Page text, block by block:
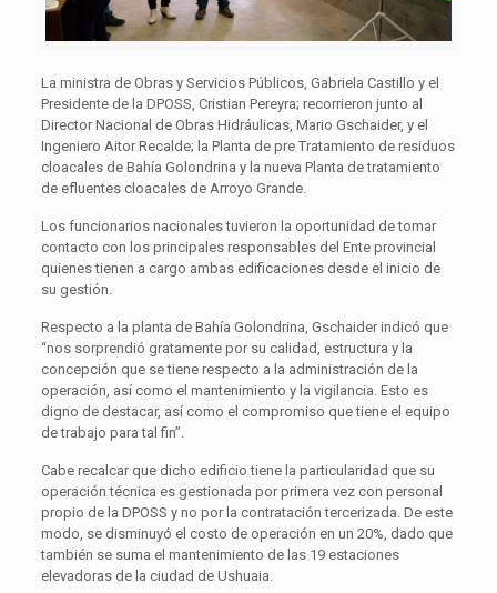
La ministra de Obras y Servicios Públicos, Gabriela Castillo y el
Presidente de la DPOSS, Cristian Pereyra; recorrieron junto al
Director Nacional de Obras Hidráulicas, Mario Gschaider, y el
Ingeniero Aitor Recalde; la Planta de pre Tratamiento de residuos
cloacales de Bahía Golondrina y la nueva Planta de tratamiento
de efluentes cloacales de Arroyo Grande.
Los funcionarios nacionales tuvieron la oportunidad de tomar
contacto con los principales responsables del Ente provincial
quienes tienen a cargo ambas edificaciones desde el inicio de
su gestión.
Respecto a la planta de Bahía Golondrina, Gschaider indicó que
“nos sorprendió gratamente por su calidad, estructura y la
concepción que se tiene respecto a la administración de la
operación, así como el mantenimiento y la vigilancia. Esto es
digno de destacar, así como el compromiso que tiene el equipo
de trabajo para tal fin”.
Cabe recalcar que dicho edificio tiene la particularidad que su
operación técnica es gestionada por primera vez con personal
propio de la DPOSS y no por la contratación tercerizada. De este
modo, se disminuyó el costo de operación en un 20%, dado que
también se suma el mantenimiento de las 19 estaciones
elevadoras de la ciudad de Ushuaia.